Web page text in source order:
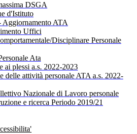
DSGA
d'Istituto
Aggiornamento ATA
Uffici
Disciplinare Personale
Ata
ai plessi a.s. 2022-2023
delle attività personale ATA a.s. 2022-
Nazionale di Lavoro personale
e ricerca Periodo 2019/21